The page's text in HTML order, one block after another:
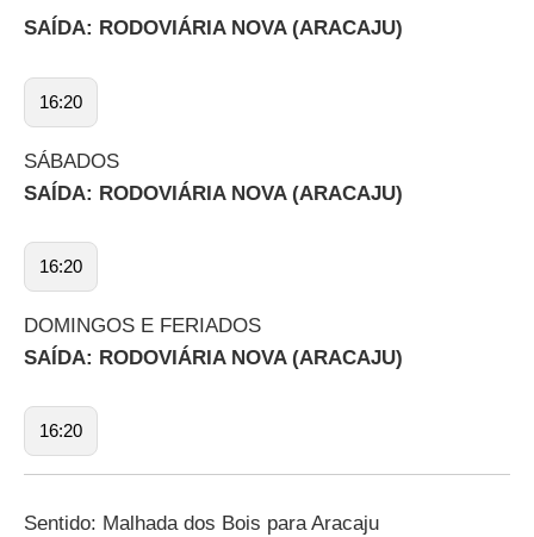
SAÍDA: RODOVIÁRIA NOVA (ARACAJU)
16:20
SÁBADOS
SAÍDA: RODOVIÁRIA NOVA (ARACAJU)
16:20
DOMINGOS E FERIADOS
SAÍDA: RODOVIÁRIA NOVA (ARACAJU)
16:20
Sentido: Malhada dos Bois para Aracaju